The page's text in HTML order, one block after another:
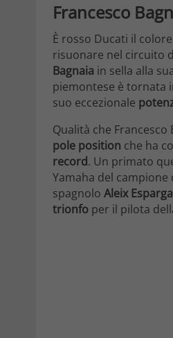
Francesco
È rosso Ducati il
risuonare nel circuito
Bagnaia in sella alla
piemontese è tornata
suo eccezionale
Qualità che
pole position che ha
record. Un primato
Yamaha del
spagnolo Aleix
trionfo per il pilota